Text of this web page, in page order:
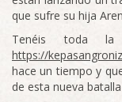
que sufre su hija
Tenéis toda
https://
hace un tiempo y
de esta nueva